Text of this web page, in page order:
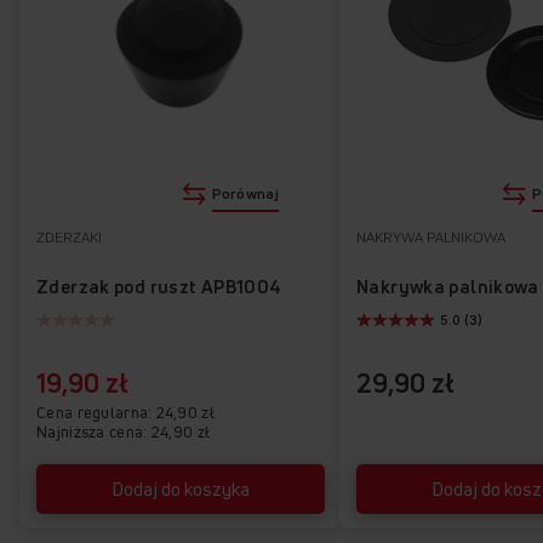
OTWÓRZ
Poznaj najważniejsze funkcje kuchni
58ME4.38HZpMs(W)
19,90 zł
Cena regularna 24,90 zł
Najniższa cena: 24,90 zł
ZDERZAKI
Zderzak pod ruszt APB1004
Dodaj do koszyka
Porównaj
29,90 zł
NAKRYWA PALNIKOWA
Nakrywka palnikowa
Dodaj do
5.0 (3)